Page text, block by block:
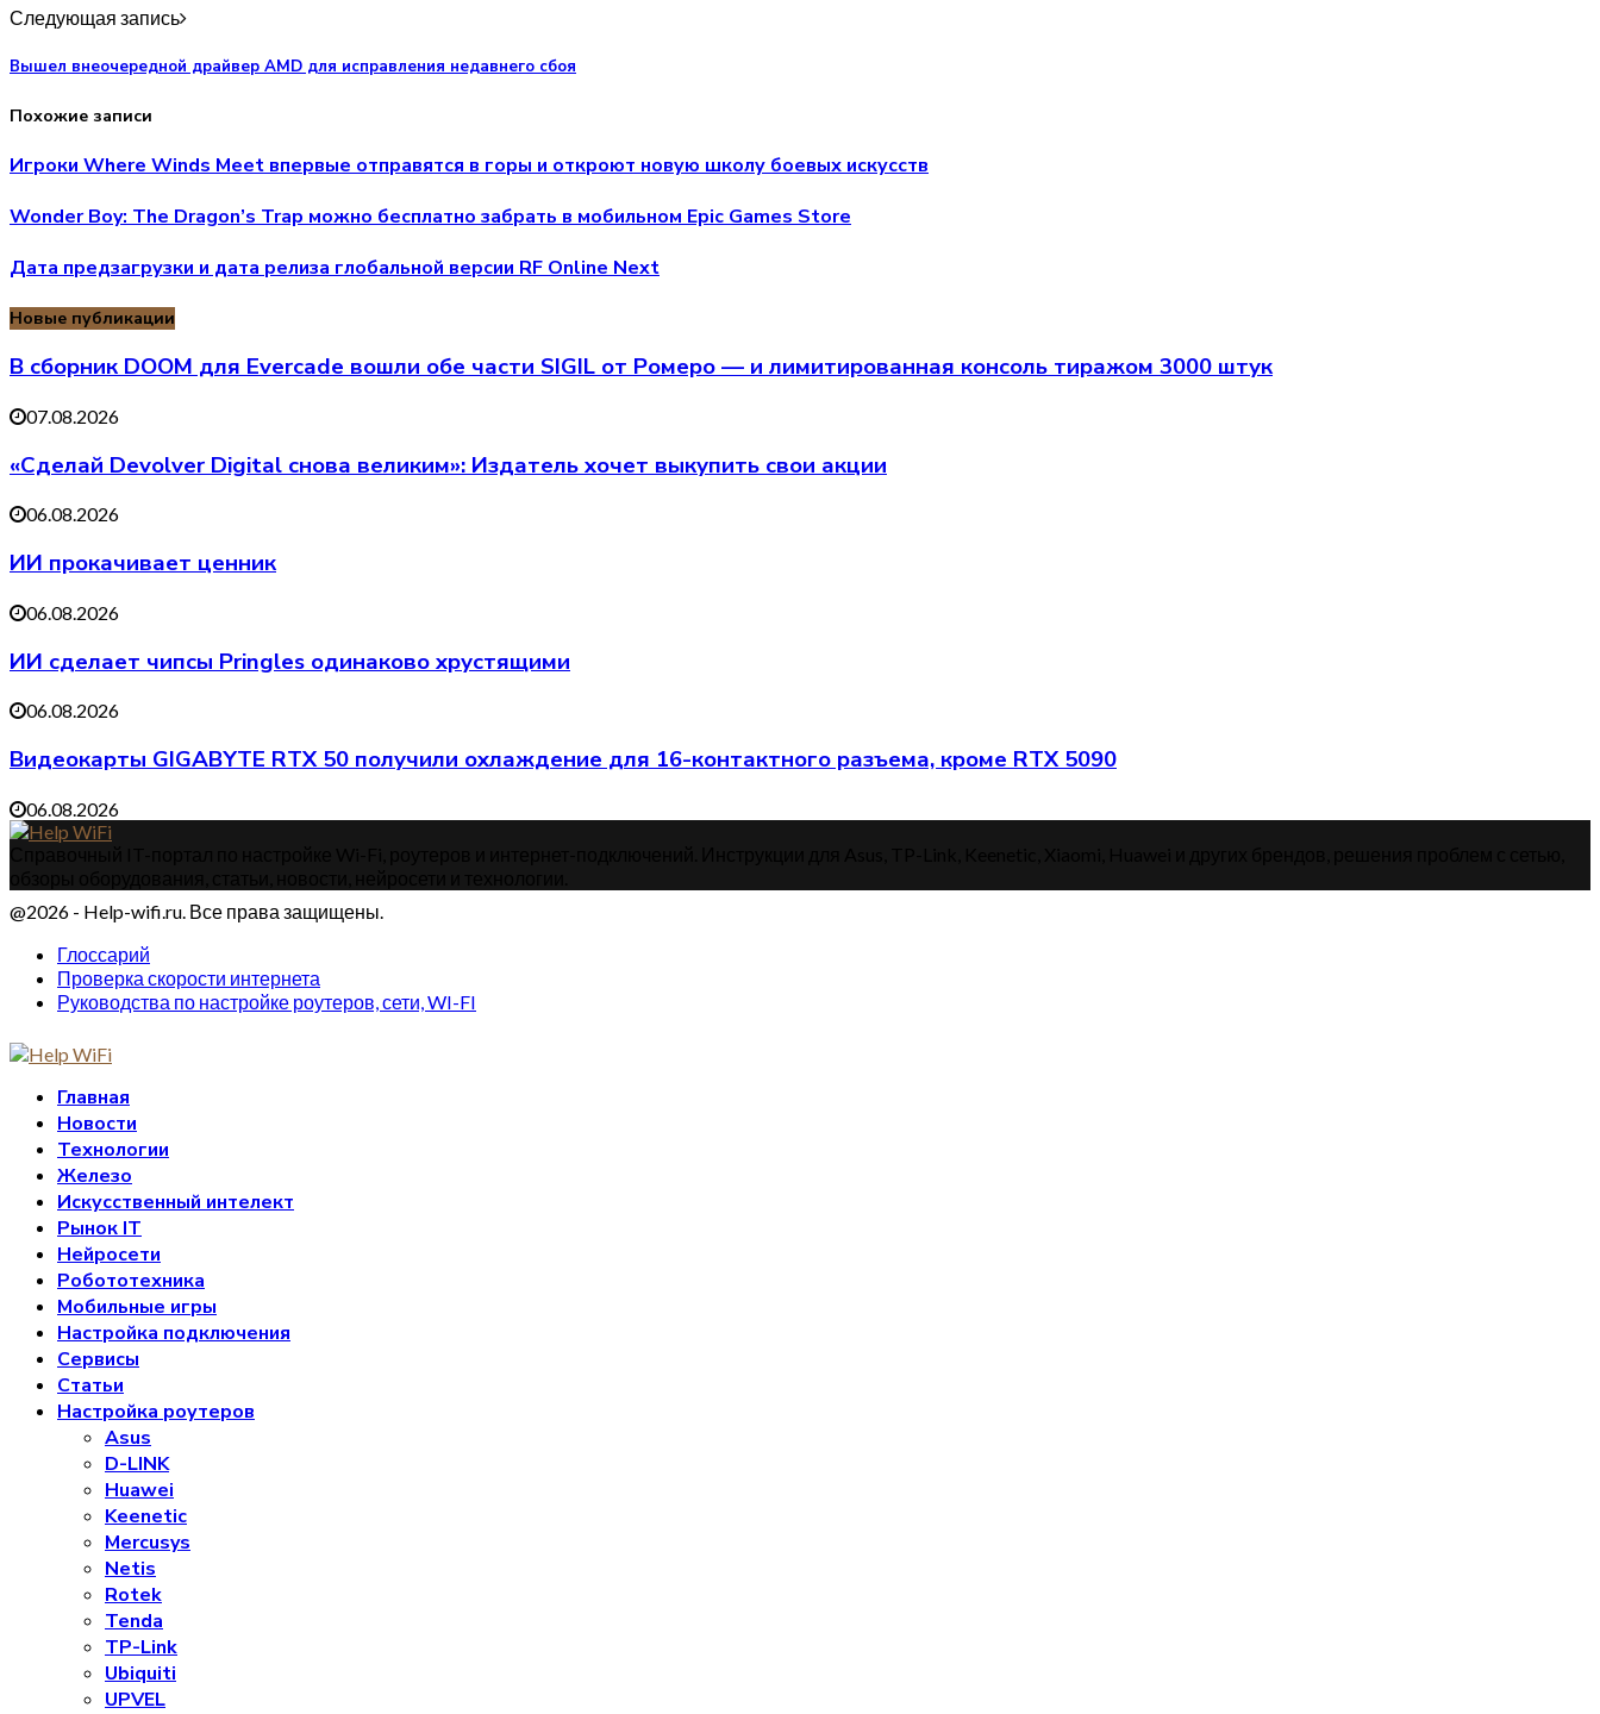
Следующая запись
Вышел внеочередной драйвер AMD для исправления недавнего сбоя
Похожие записи
Игроки Where Winds Meet впервые отправятся в горы и откроют новую школу боевых искусств
Wonder Boy: The Dragon’s Trap можно бесплатно забрать в мобильном Epic Games Store
Дата предзагрузки и дата релиза глобальной версии RF Online Next
Новые публикации
В сборник DOOM для Evercade вошли обе части SIGIL от Ромеро — и лимитированная консоль тиражом 3000 штук
07.08.2026
«Сделай Devolver Digital снова великим»: Издатель хочет выкупить свои акции
06.08.2026
ИИ прокачивает ценник
06.08.2026
ИИ сделает чипсы Pringles одинаково хрустящими
06.08.2026
Видеокарты GIGABYTE RTX 50 получили охлаждение для 16-контактного разъема, кроме RTX 5090
06.08.2026
@2026 - Help-wifi.ru. Все права защищены.
Глоссарий
Проверка скорости интернета
Руководства по настройке роутеров, сети, WI-FI
Главная
Новости
Технологии
Железо
Искусственный интелект
Рынок IT
Нейросети
Робототехника
Мобильные игры
Настройка подключения
Сервисы
Статьи
Настройка роутеров
Asus
D-LINK
Huawei
Keenetic
Mercusys
Netis
Rotek
Tenda
TP-Link
Ubiquiti
UPVEL